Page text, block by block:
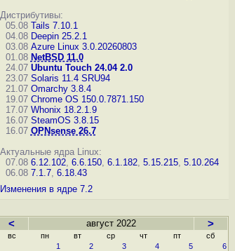
Дистрибутивы:
05.08 Tails 7.10.1
04.08 Deepin 25.2.1
03.08 Azure Linux 3.0.20260803
01.08 NetBSD 11.0
24.07 Ubuntu Touch 24.04 2.0
23.07 Solaris 11.4 SRU94
21.07 Omarchy 3.8.4
19.07 Chrome OS 150.0.7871.150
17.07 Whonix 18.2.1.9
16.07 SteamOS 3.8.15
16.07 OPNsense 26.7
Актуальные ядра Linux:
07.08 6.12.102, 6.6.150, 6.1.182, 5.15.215, 5.10.264
06.08 7.1.7, 6.18.43
Изменения в ядре 7.2
< август 2022 >
вс пн вт ср чт пт
сб
1
2 3 4 5
6